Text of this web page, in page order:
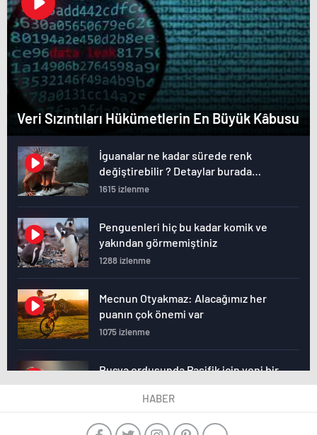
Veri Sızıntıları Hükümetlerin En Büyük Kâbusu
İguanalar ne kadar sürede renk
değiştirebilir ? Detaylar burada…
1615 izlenme
Penguenleri hiç bu kadar komik ve
yakından görmemiştiniz
1288 izlenme
Mecnun Otyakmaz: Alacağımız her
puanın çok önemi var
1075 izlenme
Rusya ordusunda Pasifik için yeni bir
cephe açılıyor. Çin’in ilk tepkisi!
1183 izlenmeHABER